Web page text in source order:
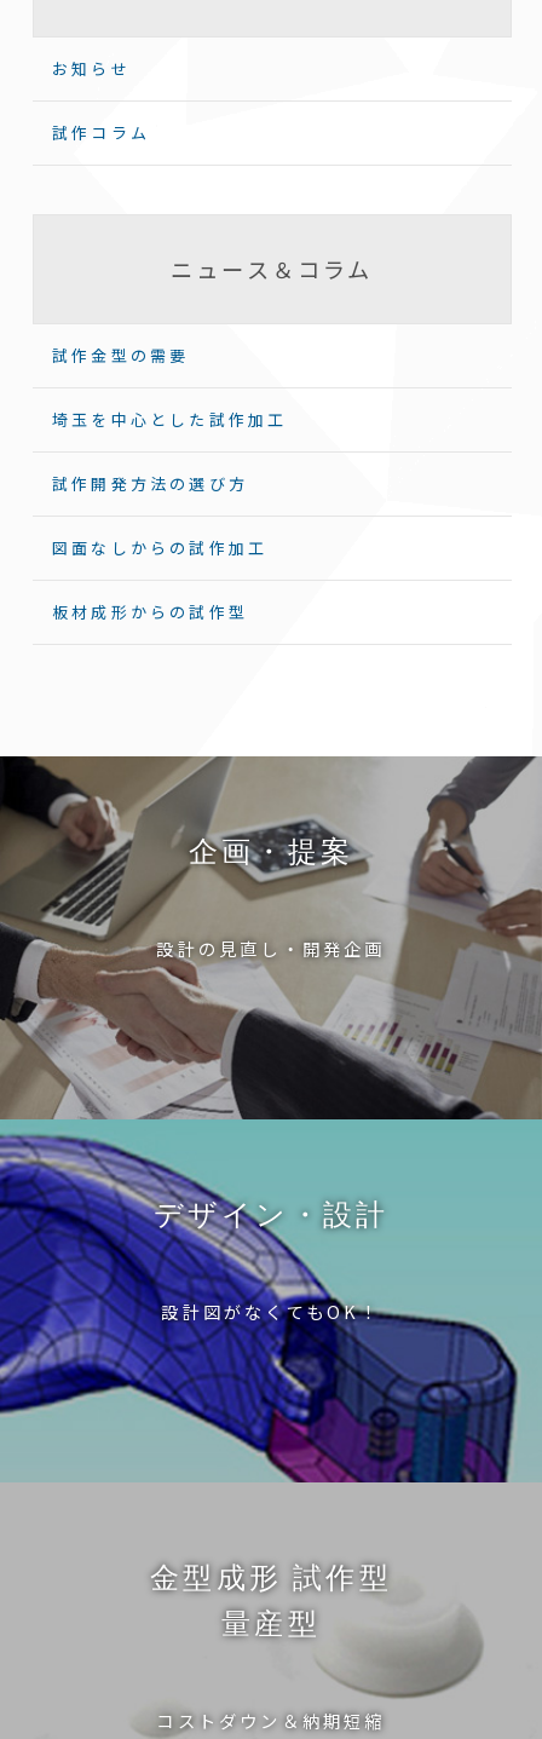
お知らせ
試作コラム
ニュース＆コラム
試作金型の需要
埼玉を中心とした試作加工
試作開発方法の選び方
図面なしからの試作加工
板材成形からの試作型
企画・提案
設計の見直し・開発企画
デザイン・設計
設計図がなくてもOK！
金型成形 試作型
量産型
コストダウン＆納期短縮